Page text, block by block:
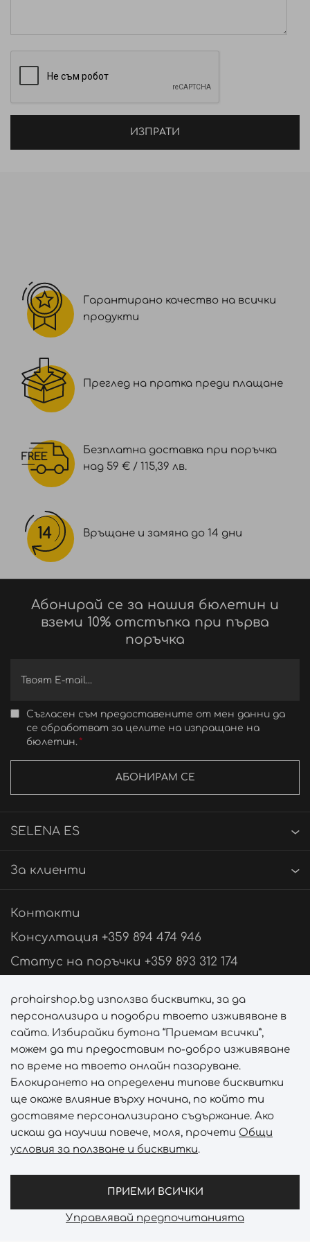
осигурява отлично прилепване, блясък и по-добра
устойчивост на продукта. Прах от червени
водорасли (Chondrus Crispus Powder) – има
Phenoxyethanol, Caprylyl Glycol, Cetyl Alcohol,
Chondrus Crispus Powder, Potassium Sorbate,
Ascorbyl Palmitate, Tocopherol, C10-18 Triglycerides,
Sodium Laureth-12 Sulfate, Simethicone, Polysorbate
Sulfuric Acid, Titanium Dioxide (CI 77891).
ИЗПРАТИ
Гарантирано качество на всички
продукти
Преглед на пратка преди плащане
Безплатна доставка при поръчка
над 59 € / 115,39 лв.
Връщане и замяна до 14 дни
Абонирай се за нашия бюлетин и
вземи 10% отстъпка при първа
поръчка
Съгласен съм предоставените от мен данни да
се обработват за целите на изпращане на
бюлетин.
АБОНИРАМ СЕ
SELENA ES
За клиенти
Контакти
Консултация +359 894 474 946
Статус на поръчки +359 893 312 174
Последвай ни
Начини на плащане
Начини на доставка
prohairshop.bg използва бисквитки, за да
персонализира и подобри твоето изживяване в
сайта. Избирайки бутона “Приемам всички”,
можем да ти предоставим по-добро изживяване
по време на твоето онлайн пазаруване.
Блокирането на определени типове бисквитки
ще окаже влияние върху начина, по който ти
доставяме персонализирано съдържание. Ако
искаш да научиш повече, моля, прочети Общи
условия за ползване и бисквитки.
ПРИЕМИ ВСИЧКИ
Управлявай предпочитанията